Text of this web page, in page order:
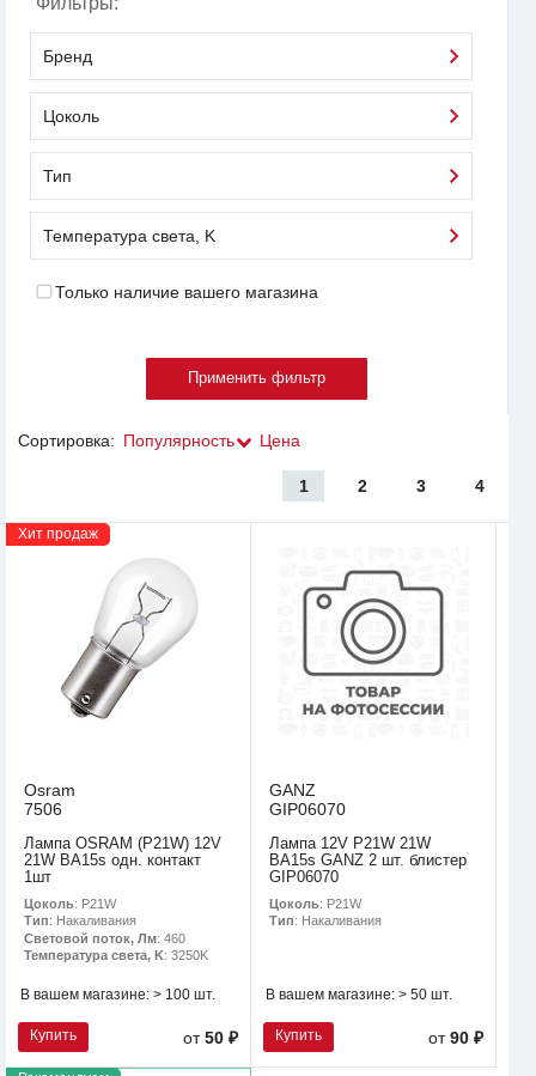
Бренд
Цоколь
Тип
Температура света, K
Только наличие вашего магазина
Сортировка: Популярность Цена
1 2 3 4
Хит продаж
Osram
7506
Лампа OSRAM (P21W) 12V
21W BA15s одн. контакт
1шт
Цоколь: P21W
Тип: Накаливания
Световой поток, Лм: 460
Температура света, K: 3250K
В вашем магазине: > 100 шт.
Купить от50 ₽
GANZ
GIP06070
Лампа 12V P21W 21W
BA15s GANZ 2 шт. блистер
GIP06070
Цоколь: P21W
Тип: Накаливания
В вашем магазине: > 50 шт.
Купить от90 ₽